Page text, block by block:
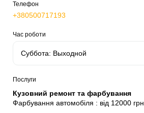
Телефон
+380500717193
Час роботи
Послуги
Кузовний ремонт та фарбування
Фарбування автомобіля : від 12000 грн